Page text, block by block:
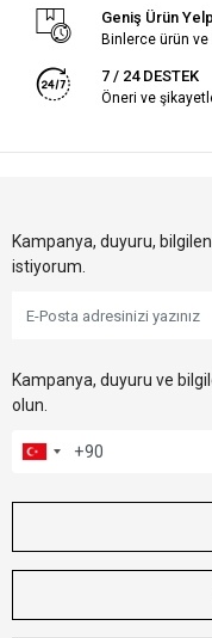
Güvenli ve kolay
Geniş Ürün
Binlerce ürün ve
7 / 24 DESTEK
Kampanya, duyuru,
Kampanya, duyuru ve